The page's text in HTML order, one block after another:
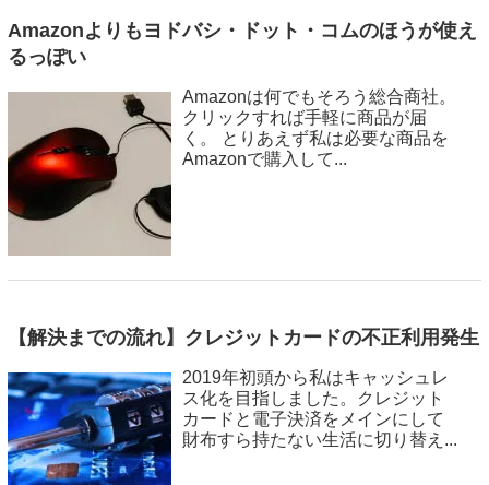
Amazonよりもヨドバシ・ドット・コムのほうが使え
るっぽい
Amazonは何でもそろう総合商社。
クリックすれば手軽に商品が届
く。 とりあえず私は必要な商品を
Amazonで購入して...
【解決までの流れ】クレジットカードの不正利用発生
2019年初頭から私はキャッシュレ
ス化を目指しました。クレジット
カードと電子決済をメインにして
財布すら持たない生活に切り替え...